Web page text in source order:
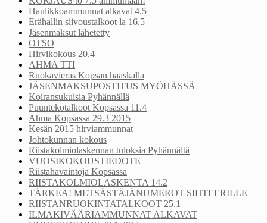
Haulikkoammunnat alkavat 4.5
Erähallin siivoustalkoot la 16.5
Jäsenmaksut lähetetty
OTSO
Hirvikokous 20.4
AHMA TTI
Ruokavieras Kopsan haaskalla
JÄSENMAKSUPOSTITUS MYÖHÄSSÄ
Koiransukuisia Pyhännällä
Puuntekotalkoot Kopsassa 11.4
Ahma Kopsassa 29.3 2015
Kesän 2015 hirviammunnat
Johtokunnan kokous
Riistakolmiolaskennan tuloksia Pyhännältä
VUOSIKOKOUSTIEDOTE
Riistahavaintoja Kopsassa
RIISTAKOLMIOLASKENTA 14.2
TÄRKEÄ! METSÄSTÄJÄNUMEROT SIHTEERILLE
RIISTANRUOKINTATALKOOT 25.1
ILMAKIVÄÄRIAMMUNNAT ALKAVAT